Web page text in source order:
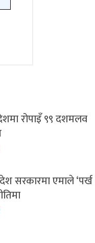
रोपाइँ ९९ दशमलव
सरकारमा एमाले ‘पर्ख